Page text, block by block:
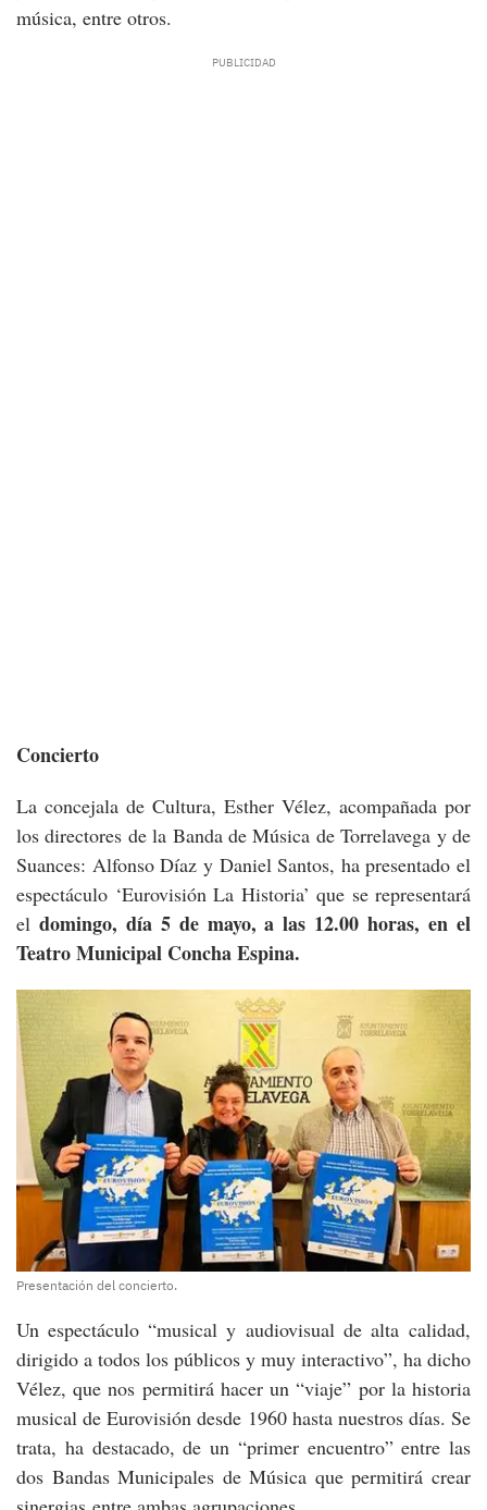
música, entre otros.
Concierto
La concejala de Cultura, Esther Vélez, acompañada por
los directores de la Banda de Música de Torrelavega y de
Suances: Alfonso Díaz y Daniel Santos, ha presentado el
espectáculo ‘Eurovisión La Historia’ que se representará
el domingo, día 5 de mayo, a las 12.00 horas, en el
Teatro Municipal Concha Espina.
Presentación del concierto.
Un espectáculo “musical y audiovisual de alta calidad,
dirigido a todos los públicos y muy interactivo”, ha dicho
Vélez, que nos permitirá hacer un “viaje” por la historia
musical de Eurovisión desde 1960 hasta nuestros días. Se
trata, ha destacado, de un “primer encuentro” entre las
dos Bandas Municipales de Música que permitirá crear